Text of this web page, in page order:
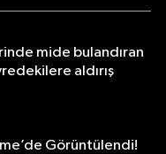
mide bulandıran
aldırış
Görüntülendi!